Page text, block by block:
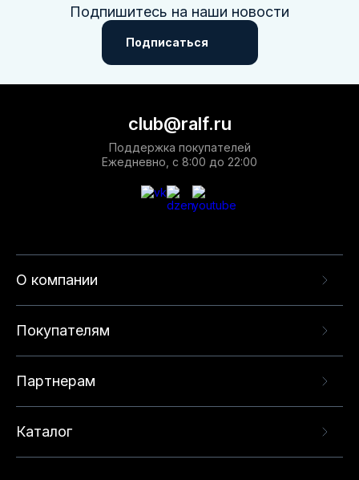
Подпишитесь на наши новости
Подписаться
О компании
Покупателям
Партнерам
Каталог
club@ralf.ru
Поддержка покупателей
Ежедневно, с 8:00 до 22:00